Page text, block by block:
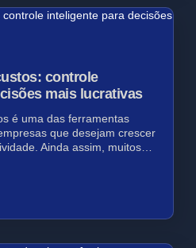
controle
mais lucrativas
é uma das ferramentas
que desejam crescer
Ainda assim, muitos…